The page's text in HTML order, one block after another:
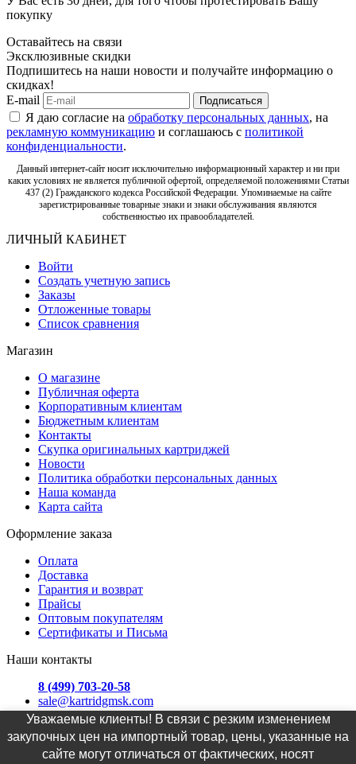
покупку
Оставайтесь на связи
Эксклюзивные скидки
Подпишитесь на наши новости и получайте информацию о
скидках!
E-mail
Подписаться
Я даю согласие на обработку персональных данных, на
рекламную коммуникацию и соглашаюсь с политикой
конфиденциальности.
Данный интернет-сайт носит исключительно информационный характер и ни при
каких условиях не является публичной офертой, определяемой положениями Статьи
437 (2) Гражданского кодекса Российской Федерации. Упоминаемые на сайте
зарегистрированные товарные знаки и знаки обслуживания являются
собственностью их правообладателей.
ЛИЧНЫЙ КАБИНЕТ
Войти
Создать учетную запись
Заказы
Отложенные товары
Список сравнения
Магазин
О магазине
Публичная оферта
Корпоративным клиентам
Бюджетным клиентам
Контакты
Скупка оригинальных картриджей
Новости
Политика обработки персональных данных
Наша команда
Карта сайта
Оформление заказа
Оплата
Доставка
Гарантия и возврат
Прайсы
Оптовым покупателям
Сертификаты и Письма
Наши контакты
8 (499) 703-20-58
sale@kartridgmsk.com
Москва, ул. Хавская д. 3
График офиса: самовывоз Пн.-Пт. с 9:00 до 19:00, доставка
Уважаемые клиенты! В связи с резким изменением
закупочных цен на импортный товар, цены, указанные на
сайте могут отличаться от фактических, носят